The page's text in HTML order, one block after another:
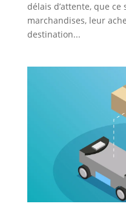
délais d’attente, que
marchandises, leur
destination...